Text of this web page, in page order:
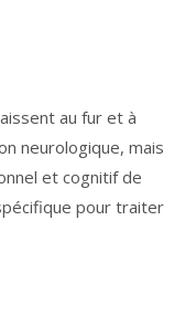
au fur et à
neurologique, mais
et cognitif de
pour traiter